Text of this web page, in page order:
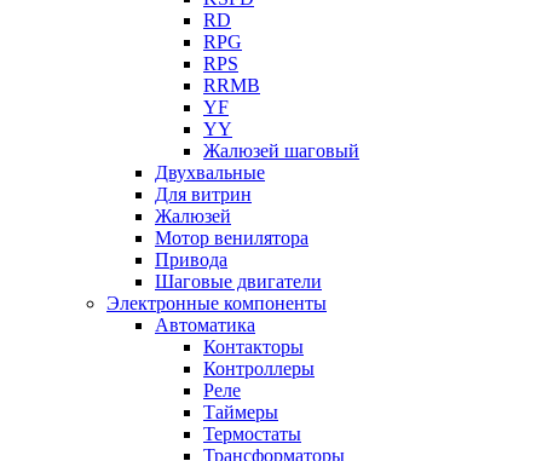
RD
RPG
RPS
RRMB
YF
YY
Жалюзей шаговый
Двухвальные
Для витрин
Жалюзей
Мотор венилятора
Привода
Шаговые двигатели
Электронные компоненты
Автоматика
Контакторы
Контроллеры
Реле
Таймеры
Термостаты
Трансформаторы